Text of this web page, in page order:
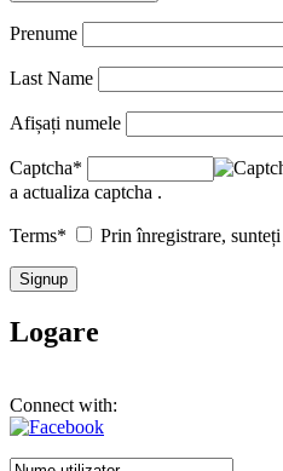
Prenume
Last Name
Afișați numele
Captcha*
a actualiza captcha .
Terms* Prin înregistrare,
Logare
Connect with: